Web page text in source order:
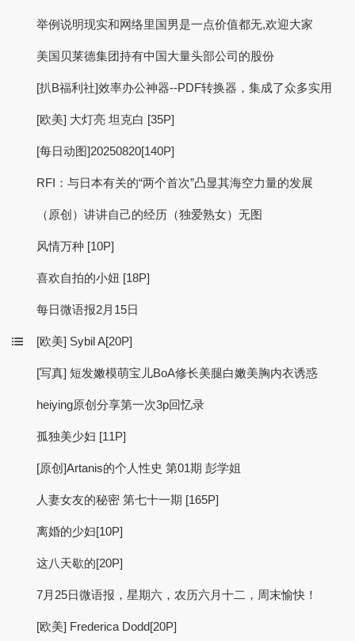
举例说明现实和网络里国男是一点价值都无,欢迎大家
美国贝莱德集团持有中国大量头部公司的股份
[扒B福利社]效率办公神器--PDF转换器，集成了众多实用
[欧美] 大灯亮 坦克白 [35P]
[每日动图]20250820[140P]
RFI：与日本有关的“两个首次”凸显其海空力量的发展
（原创）讲讲自己的经历（独爱熟女）无图
风情万种 [10P]
喜欢自拍的小妞 [18P]
每日微语报2月15日
[欧美] Sybil A[20P]
[写真] 短发嫩模萌宝儿BoA修长美腿白嫩美胸内衣诱惑
heiying原创分享第一次3p回忆录
孤独美少妇 [11P]
[原创]Artanis的个人性史 第01期 彭学姐
人妻女友的秘密 第七十一期 [165P]
离婚的少妇[10P]
这八天歇的[20P]
7月25日微语报，星期六，农历六月十二，周末愉快！
[欧美] Frederica Dodd[20P]